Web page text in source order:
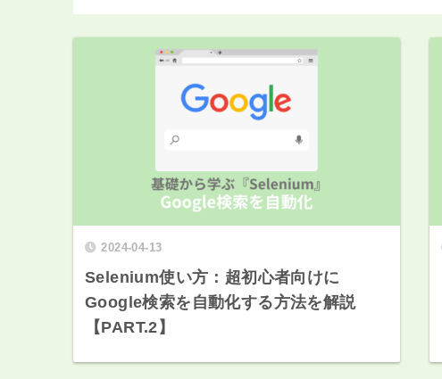
2024-04-13
Selenium使い方：超初心者向けに
Google検索を自動化する方法を解説
【PART.2】